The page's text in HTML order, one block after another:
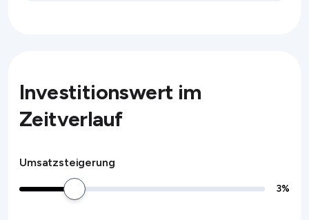
Investitionswert im
Zeitverlauf
Umsatzsteigerung
3%